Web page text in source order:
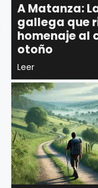
A Matanza:
gallega que
homenaje al
otoño
Leer